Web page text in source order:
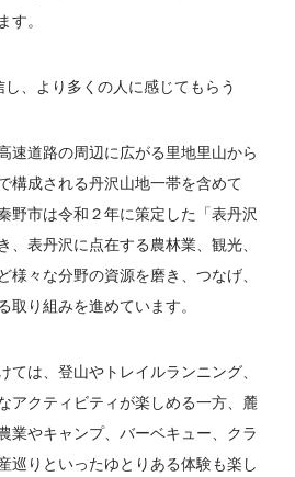
す。
、より多くの人に感じてもらう
速道路の周辺に広がる里地里山から
構成される丹沢山地一帯を含めて
野市は令和２年に策定した「表丹沢
、表丹沢に点在する農林業、観光、
様々な分野の資源を磨き、つなげ、
取り組みを進めています。
ては、登山やトレイルランニング、
アクティビティが楽しめる一方、麓
業やキャンプ、バーベキュー、クラ
巡りといったゆとりある体験も楽し